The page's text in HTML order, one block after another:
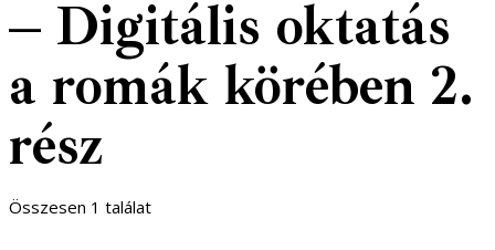
– Digitális oktatás
a romák körében 2.
rész
Összesen 1 találat